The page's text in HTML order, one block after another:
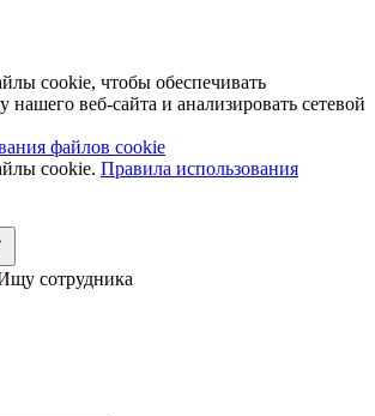
cookie, чтобы обеспечивать
нашего веб-сайта и анализировать сетевой
файлов cookie
cookie. Правила использования
сотрудника